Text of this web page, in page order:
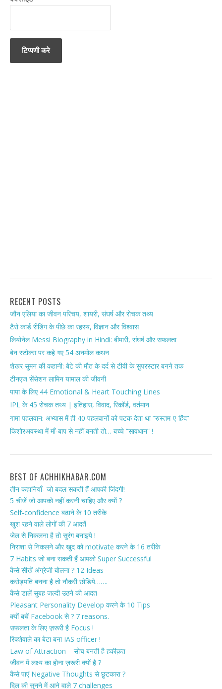
RECENT POSTS
जौन एलिया का जीवन परिचय, शायरी, संघर्ष और रोचक तथ्य
टैरो कार्ड रीडिंग के पीछे का रहस्य, विज्ञान और विश्वास
लियोनेल Messi Biography in Hindi: बीमारी, संघर्ष और सफलता
बेन स्टोक्स पर कहे गए 54 अनमोल कथन
शेखर सुमन की कहानी: बेटे की मौत के दर्द से टीवी के सुपरस्टार बनने तक
टीनएज सेंसेशन लामिन यामाल की जीवनी
पापा के लिए 44 Emotional & Heart Touching Lines
IPL के 45 रोचक तथ्य | इतिहास, विवाद, रिकॉर्ड, वर्तमान
गामा पहलवान: अभ्यास में ही 40 पहलवानों को पटक देता था “रुस्तम-ए-हिंद”
किशोरअवस्था में माँ-बाप से नहीं बनती तो… बच्चे “सावधान” !
BEST OF ACHHIKHABAR.COM
तीन कहानियाँ- जो बदल सकती हैं आपकी जिंदगी!
5 चीजें जो आपको नहीं करनी चाहिए और क्यों ?
Self-confidence बढाने के 10 तरीके
खुश रहने वाले लोगों की 7 आदतें
जेल से निकलना है तो सुरंग बनाइये !
निराशा से निकलने और खुद को motivate करने के 16 तरीके
7 Habits जो बना सकती हैं आपको Super Successful
कैसे सीखें अंग्रेजी बोलना ? 12 Ideas
करोड़पति बनना है तो नौकरी छोडिये…….
कैसे डालें सुबह जल्दी उठने की आदत
Pleasant Personality Develop करने के 10 Tips
क्यों बचें Facebook से ? 7 reasons.
सफलता के लिए ज़रूरी है Focus !
रिक्शेवाले का बेटा बना IAS officer !
Law of Attraction – सोच बनती है हकीक़त
जीवन में लक्ष्य का होना ज़रूरी क्यों है ?
कैसे पाएं Negative Thoughts से छुटकारा ?
दिल की सुनने में आने वाले 7 challenges